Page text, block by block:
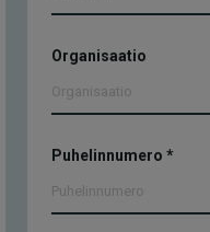
Organisaatio
Puhelinnumero *